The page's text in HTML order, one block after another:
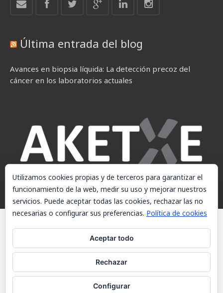
Última entrada del blog
Avances en biopsia líquida: La detección precoz del
cáncer en los laboratorios actuales
© AKETXE Consulting, S.L. - Este sitio web utiliza cookies, consulte
nuestra Política de cookies.
Política de cookies
Contacto
Utilizamos cookies propias y de terceros para garantizar el
funcionamiento de la web, medir su uso y mejorar nuestros
servicios. Puede aceptar todas las cookies, rechazar las no
necesarias o configurar sus preferencias. Política de cookies
Aceptar todo
Rechazar
Configurar